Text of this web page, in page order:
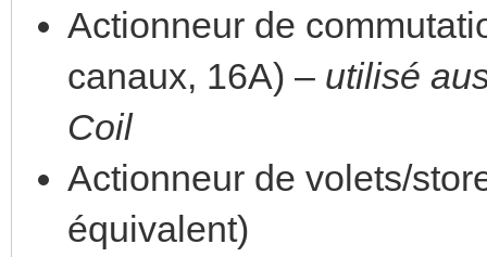
Actionneur de
canaux, 16A) – utilisé
Coil
Actionneur de volets/
équivalent)